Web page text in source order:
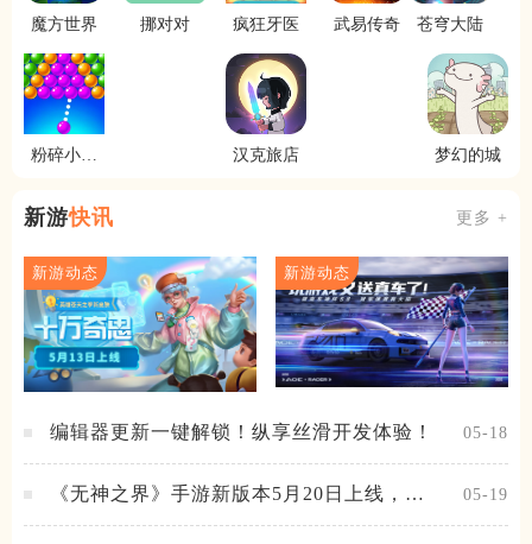
魔方世界 挪对对 疯狂牙医 武易传奇 苍穹大陆
粉碎小泡
汉克旅店 梦幻的城
新游快讯 更多 +
新游动态 新游动态
编辑器更新一键解锁！纵享丝滑开发体验！ 05-18
《无神之界》手游新版本5月20日上线，女
05-19